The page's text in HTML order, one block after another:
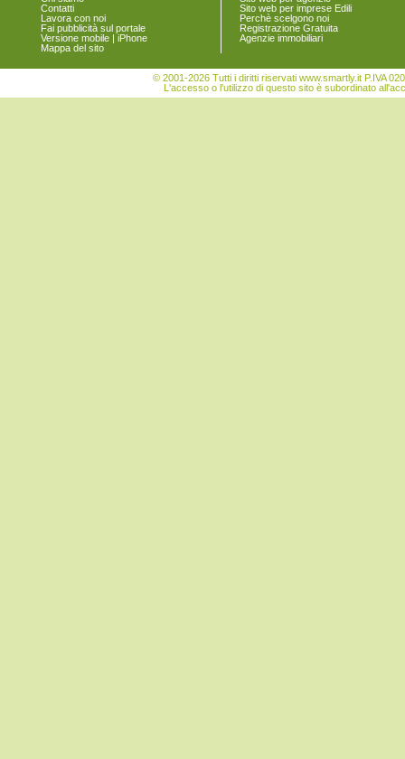
Turrivalignani
Villa Celiera
Contatti
Lavora con noi
Fai pubblicità sul portale
Versione mobile | iPhone
Mappa del sito
Sito web per imprese Edili
Perchè scelgono noi
Registrazione Gratuita
Agenzie immobiliari
© 2001-2026 Tutti i diritti riservati www.smartly.it P.IVA
L'accesso o l'utilizzo di questo sito è subordinato